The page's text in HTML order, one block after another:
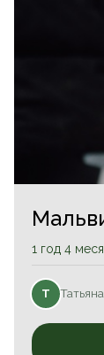
1 год 4
Т